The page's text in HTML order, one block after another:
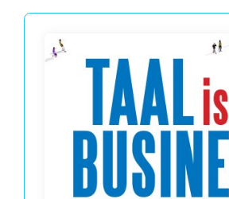
Search